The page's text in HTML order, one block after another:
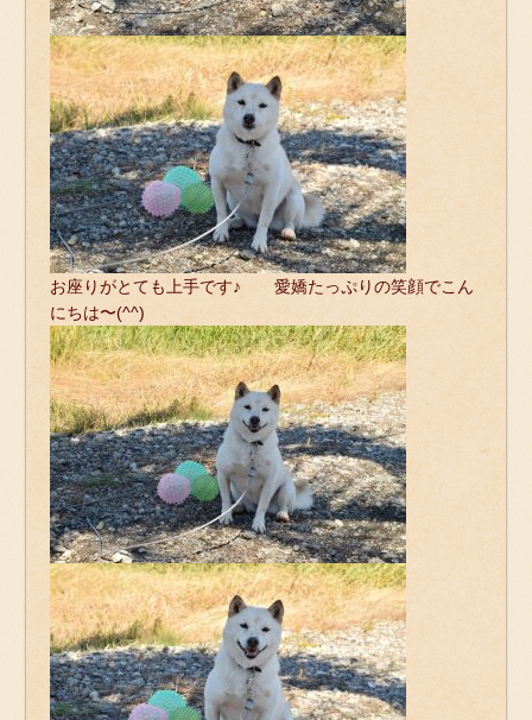
お座りがとても上手です♪ 愛嬌たっぷりの笑顔でこん
にちは〜(^^)